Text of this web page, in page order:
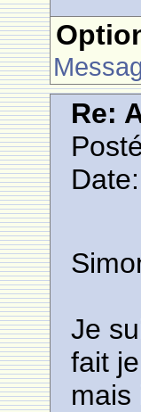
Re:
Je
fait
mais